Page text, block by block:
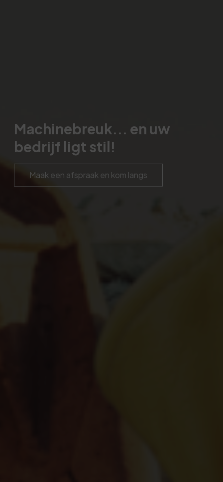
Machinebreuk... en uw
bedrijf ligt stil!
Maak een afspraak en kom langs